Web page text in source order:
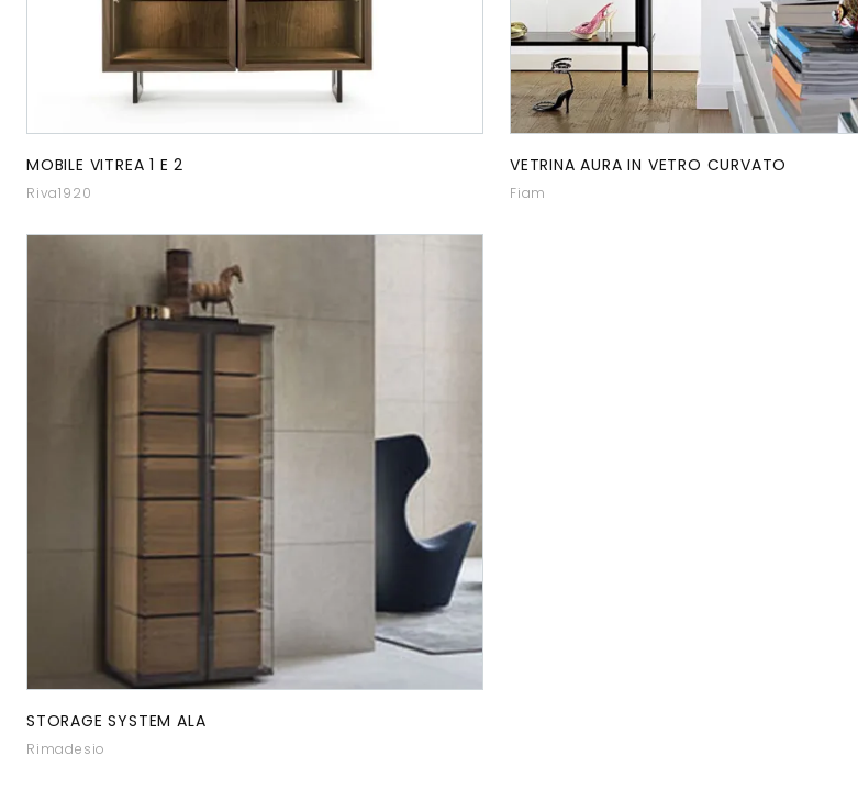
MOBILE VITREA 1 E 2
Riva1920
VETRINA AURA IN VETRO CURVATO
Fiam
STORAGE SYSTEM ALA
Rimadesio